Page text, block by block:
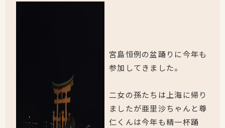
宮島恒例の盆踊りに今年も
参加してきました。
二女の孫たちは上海に帰り
ましたが亜里沙ちゃんと尊
仁くんは今年も精一杯踊